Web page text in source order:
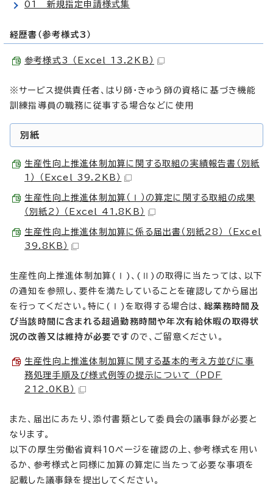
01 新規指定申請様式集
経歴書（参考様式3）
参考様式3 （Excel 13.2KB）
※サービス提供責任者、はり師・きゅう師の資格に基づき機能
訓練指導員の職務に従事する場合などに使用
別紙
生産性向上推進体制加算に関する取組の実績報告書（別紙
1） （Excel 39.2KB）
生産性向上推進体制加算（Ⅰ）の算定に関する取組の成果
（別紙2） （Excel 41.8KB）
生産性向上推進体制加算に係る届出書（別紙28） （Excel
39.8KB）
生産性向上推進体制加算(Ⅰ)、(Ⅱ)の取得に当たっては、以下
の通知を参照し、要件を満たしていることを確認してから届出
を行ってください。特に(Ⅰ)を取得する場合は、 総業務時間及
び当該時間に含まれる超過勤務時間や年次有給休暇の取得状
況の改善又は維持が必要です ので、ご留意ください。
生産性向上推進体制加算に関する基本的考え方並びに事
務処理手順及び様式例等の提示について （PDF
212.0KB）
また、届出にあたり、添付書類として委員会の議事録が必要と
なります。
以下の厚生労働省資料10ページを確認の上、参考様式を用い
るか、参考様式と同様に加算の算定に当たって必要な事項を
記載した議事録を提出してください。